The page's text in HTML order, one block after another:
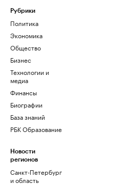
Рубрики
Политика
Экономика
Общество
Бизнес
Технологии и
медиа
Финансы
Биографии
База знаний
РБК Образование
Новости
регионов
Санкт-Петербург
и область